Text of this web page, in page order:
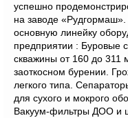
успешно
на заводе
основную линейку
предприятии : Буровые
скважины от 160 до 311
заоткосном бурении.
легкого типа.
для сухого и мокрого
Вакуум-фильтры ДОО и